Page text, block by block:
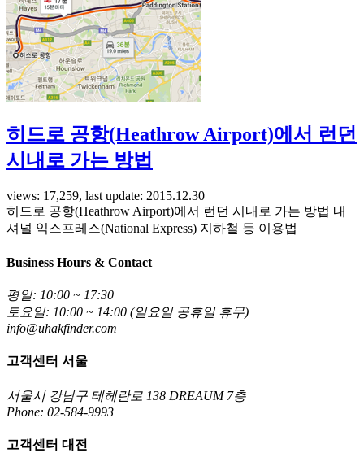
히드로 공항(Heathrow Airport)에서 런던
시내로 가는 방법
views: 17,259, last update: 2015.12.30
히드로 공항(Heathrow Airport)에서 런던 시내로 가는 방법 내
셔널 익스프레스(National Express) 지하철 등 이용법
Business Hours & Contact
평일: 10:00 ~ 17:30
토요일: 10:00 ~ 14:00 (일요일 공휴일 휴무)
info@uhakfinder.com
고객센터 서울
서울시 강남구 테헤란로 138 DREAUM 7층
Phone: 02-584-9993
고객센터 대전